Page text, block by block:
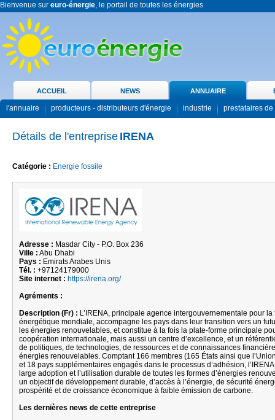
Bienvenue sur euro-énergie, le portail de toutes les énergies
ACCUEIL NEWS ANNUAIRE
l'annuaire producteurs - distributeurs d'énergie industrie prestataires de
Détails de l'entreprise IRENA
Catégorie : Energie fossile
Adresse : Masdar City - P.O. Box 236
Ville : Abu Dhabi
Pays : Emirats Arabes Unis
Tél. : +97124179000
Site internet : https://irena.org/
Agréments :
Description (Fr) : L’IRENA, principale agence intergouvernementale pour
énergétique mondiale, accompagne les pays dans leur transition vers un
les énergies renouvelables, et constitue à la fois la plate-forme principale
coopération internationale, mais aussi un centre d’excellence, et un
de politiques, de technologies, de ressources et de connaissances
énergies renouvelables. Comptant 166 membres (165 États ainsi que
et 18 pays supplémentaires engagés dans le processus d’adhésion,
large adoption et l’utilisation durable de toutes les formes d’énergies
un objectif de développement durable, d’accès à l’énergie, de sécurité
prospérité et de croissance économique à faible émission de carbone.
Les dernières news de cette entreprise